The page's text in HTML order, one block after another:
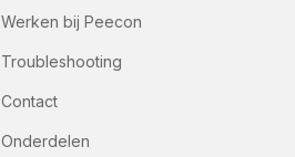
Werken bij Peecon
Troubleshooting
Contact
Onderdelen